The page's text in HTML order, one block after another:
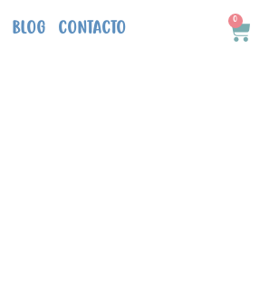
BLOG CONTACTO 0